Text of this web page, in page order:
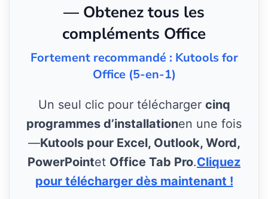
— Obtenez tous les
compléments Office
Fortement recommandé : Kutools for
Office (5-en-1)
Un seul clic pour télécharger cinq
programmes d’installationen une fois
—Kutools pour Excel, Outlook, Word,
PowerPointet Office Tab Pro.Cliquez
pour télécharger dès maintenant !